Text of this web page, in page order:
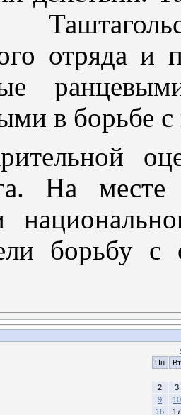
отряда
в борьбе
На месте
борьбу
Пн
Вт
2
3
9
10
16
17